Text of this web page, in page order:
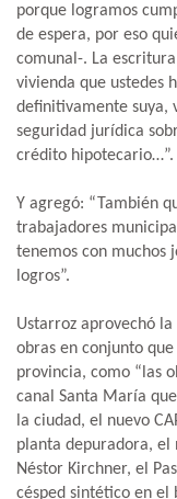
porque logramos
de espera, por eso
comunal-. La
vivienda que ustedes
definitivamente suya,
seguridad jurídica
crédito hipotecario…”.
Y agregó: “También
trabajadores
tenemos con muchos
logros”.
Ustarroz aprovechó
obras en conjunto
provincia, como “las
canal Santa María
la ciudad, el nuevo
planta depuradora,
Néstor Kirchner, el
césped sintético en